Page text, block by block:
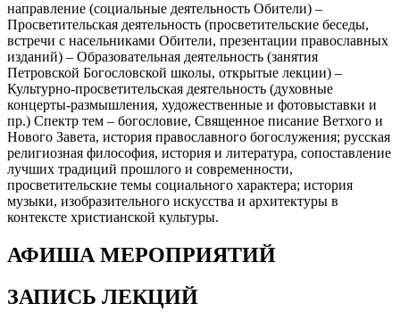
направление (социальные деятельность Обители) –
Просветительская деятельность (просветительские беседы,
встречи с насельниками Обители, презентации православных
изданий) – Образовательная деятельность (занятия
Петровской Богословской школы, открытые лекции) –
Культурно-просветительская деятельность (духовные
концерты-размышления, художественные и фотовыставки и
пр.) Спектр тем – богословие, Священное писание Ветхого и
Нового Завета, история православного богослужения; русская
религиозная философия, история и литература, сопоставление
лучших традиций прошлого и современности,
просветительские темы социального характера; история
музыки, изобразительного искусства и архитектуры в
контексте христианской культуры.
АФИША МЕРОПРИЯТИЙ
ЗАПИСЬ ЛЕКЦИЙ